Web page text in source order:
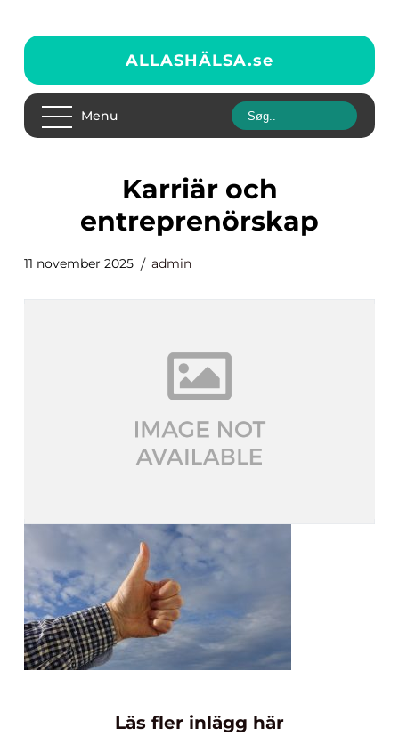
ALLASHÄLSA.se
Menu
Karriär och
entreprenörskap
11 november 2025 admin
Läs fler inlägg här